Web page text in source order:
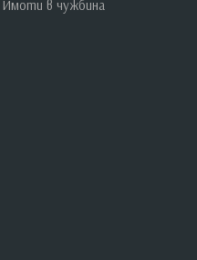
Имоти в чужбина